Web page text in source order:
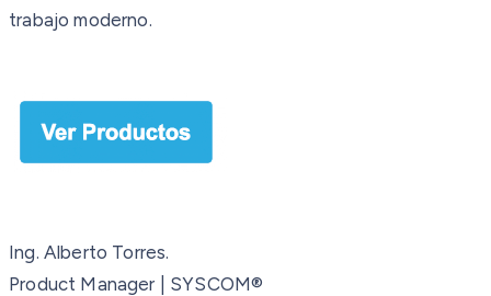
trabajo moderno.
Ing. Alberto Torres.
Product Manager | SYSCOM®